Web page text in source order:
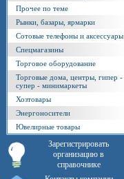
Прочее по теме
Рынки, базары, ярмарки
Сотовые телефоны и аксессуары
Спецмагазины
Торговое оборудование
Торговые дома, центры, гипер -
супер - минимаркеты
Хозтовары
Энергоносители
Ювелирные товары
Зарегистрировать
организацию в
справочнике